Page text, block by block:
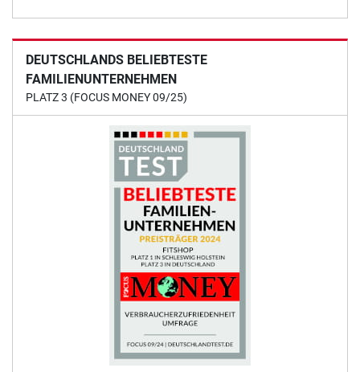
DEUTSCHLANDS BELIEBTESTE
FAMILIENUNTERNEHMEN
PLATZ 3 (FOCUS MONEY 09/25)